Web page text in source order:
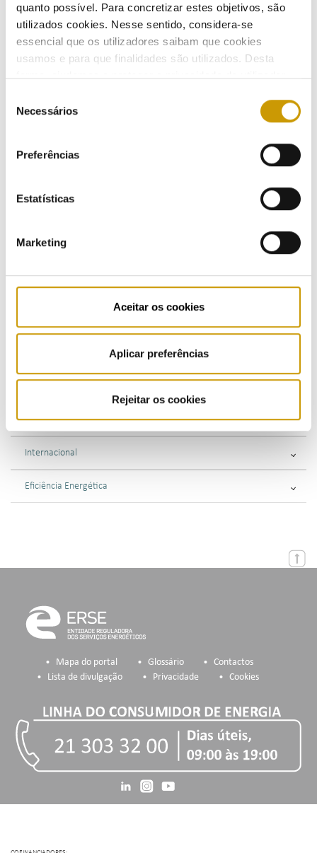
quanto possível. Para concretizar estes objetivos, são
utilizados cookies. Nesse sentido, considera-se
essencial que os utilizadores saibam que cookies
usamos e para que finalidades são utilizados. Desta
forma, ajudamos a proteger a privacidade do utilizador,
simples possível de usar. Para obter mais informações
Necessários
Preferências
Estatísticas
Marketing
Aceitar os cookies
Aplicar preferências
Rejeitar os cookies
ATIVIDADE
Regulamentos - eletricidade
Supervisão
Consultiva
Internacional
Eficiência Energética
Mapa do portal Glossário
Contactos
Lista de divulgação
Privacidade Cookies